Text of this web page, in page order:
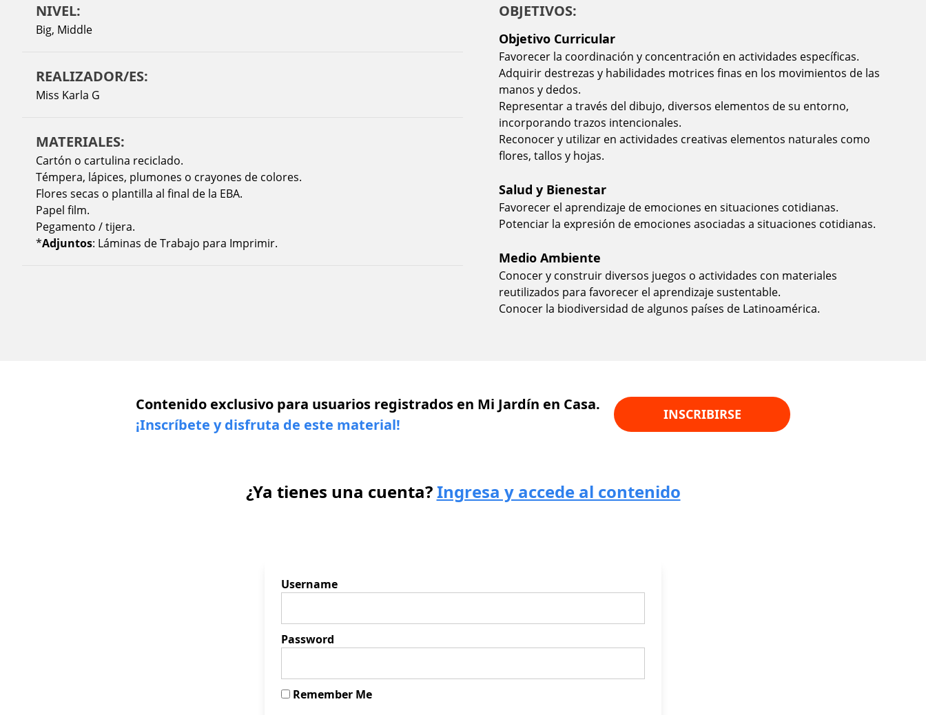
NIVEL:
Big, Middle
REALIZADOR/ES:
Miss Karla G
MATERIALES:
Cartón o cartulina reciclado.
Témpera, lápices, plumones o crayones de colores.
Flores secas o plantilla al final de la EBA.
Papel film.
Pegamento / tijera.
*Adjuntos: Láminas de Trabajo para Imprimir.
OBJETIVOS:
Objetivo Curricular
Favorecer la coordinación y concentración en actividades específicas.
Adquirir destrezas y habilidades motrices finas en los movimientos de las
manos y dedos.
Representar a través del dibujo, diversos elementos de su entorno,
incorporando trazos intencionales.
Reconocer y utilizar en actividades creativas elementos naturales como
flores, tallos y hojas.
Salud y Bienestar
Favorecer el aprendizaje de emociones en situaciones cotidianas.
Potenciar la expresión de emociones asociadas a situaciones cotidianas.
Medio Ambiente
Conocer y construir diversos juegos o actividades con materiales
reutilizados para favorecer el aprendizaje sustentable.
Conocer la biodiversidad de algunos países de Latinoamérica.
Contenido exclusivo para usuarios registrados en Mi Jardín en Casa.
¡Inscríbete y disfruta de este material!
INSCRIBIRSE
¿Ya tienes una cuenta?Ingresa y accede al contenido
Username
Password
Remember Me